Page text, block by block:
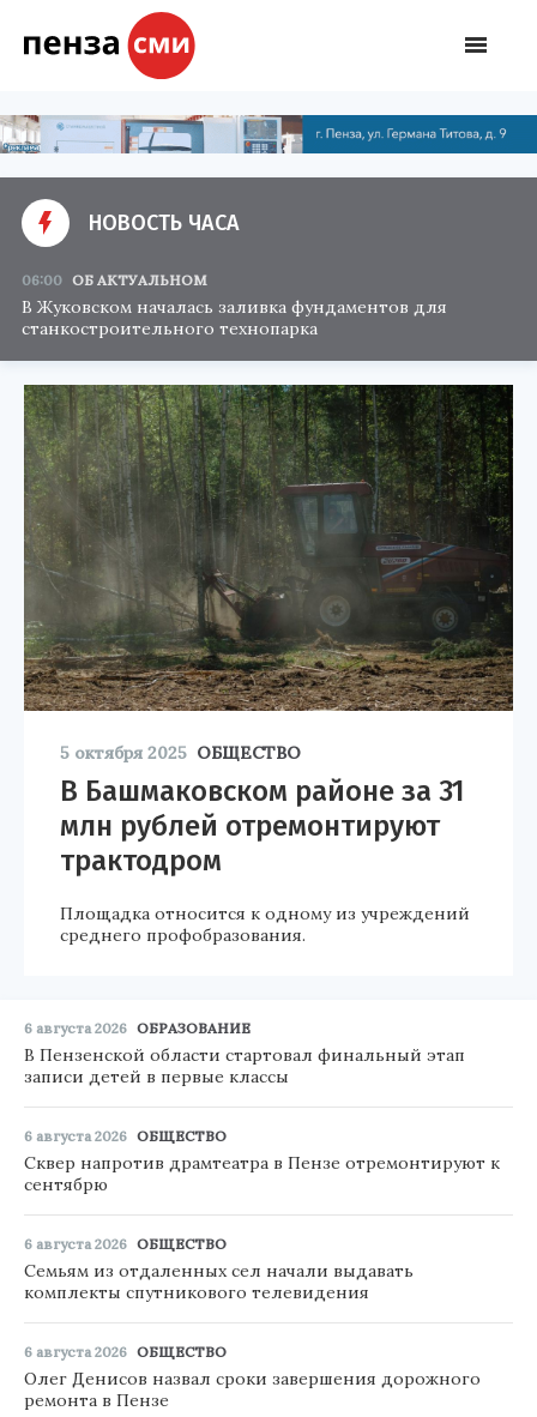
НОВОСТЬ ЧАСА
06:00 ОБ АКТУАЛЬНОМ
В Жуковском началась заливка фундаментов для
станкостроительного технопарка
5 октября 2025 ОБЩЕСТВО
В Башмаковском районе за 31
млн рублей отремонтируют
трактодром
Площадка относится к одному из учреждений
среднего профобразования.
6 августа 2026 ОБРАЗОВАНИЕ
В Пензенской области стартовал финальный этап
записи детей в первые классы
6 августа 2026 ОБЩЕСТВО
Сквер напротив драмтеатра в Пензе отремонтируют к
сентябрю
6 августа 2026 ОБЩЕСТВО
Семьям из отдаленных сел начали выдавать
комплекты спутникового телевидения
6 августа 2026 ОБЩЕСТВО
Олег Денисов назвал сроки завершения дорожного
ремонта в Пензе